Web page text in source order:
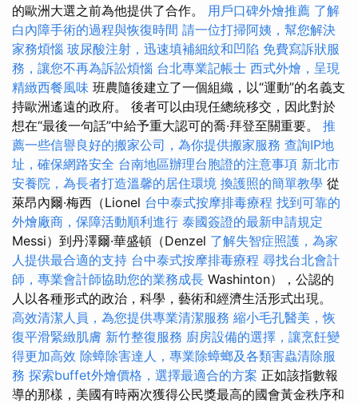
的歐洲大選之前為他提供了合作。 用戶口碑外燴推薦 了解
白內障手術的過程與恢復時間 請一位打掃阿姨，幫您解決
家務煩惱 玻尿酸注射，迅速填補細紋和凹陷 免費寫訴狀服
務，讓您不再為訴訟煩惱 台北專業記帳士 西式外燴，呈現
精緻西餐風味 班農隨後建立了一個組織，以“運動”的名義支
持歐洲遙遠的政府。 後者可以由現任總統移交，因此對於
想在“最後一句話”中給予重大認可的喬·拜登至關重要。 推
薦一些信譽良好的搬家公司，為你提供搬家服務 查詢IP地
址，確保網路安全 台南地區辦理台胞證的注意事項 新北市
安養院，為長者打造溫馨的居住環境 換護照的簡單教學 從
萊昂內爾·梅西（Lionel 台中泰式按摩排毒療程 找到可靠的
外燴廠商，保障活動順利進行 泰國簽證的最新申請規定
Messi）到丹澤爾·華盛頓（Denzel 了解失智症照護，為家
人提供最合適的支持 台中泰式按摩排毒療程 尋找台北會計
師，專業會計師協助您的業務成長 Washinton），公認的
人以各種形式的政治，科學，藝術和經濟生活形式出現。
高效清潔人員，為您提供專業清潔服務 縮小毛孔醫美，恢
復平滑緊緻肌膚 新竹整復服務 廚房設備的選擇，讓烹飪變
得更加高效 除蟑除害達人，專業除蟑螂及各類害蟲清除服
務 探索buffet外燴價格，選擇最適合的方案 正如該指數報
導的那樣，美國有時兩次獲得公民獎最高的國會黃金秩序和